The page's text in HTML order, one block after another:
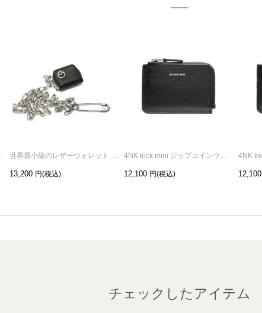
ーム 世界最小級のレザーウォレット ネックレス/ウォレットチェーン
13,200
4NK trick mini ジップコインウォレット キャッシュレス対応のお財布/L字コイン&キーケース/ロゴプリント
12,100 12,100
チェックしたアイテム